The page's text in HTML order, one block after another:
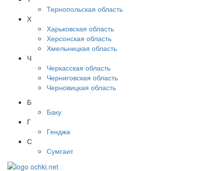
Тернопольская область
Х
Харьковская область
Херсонская область
Хмельницкая область
Ч
Черкасская область
Черниговская область
Черновицкая область
Б
Баку
Г
Гянджа
С
Сумгаит